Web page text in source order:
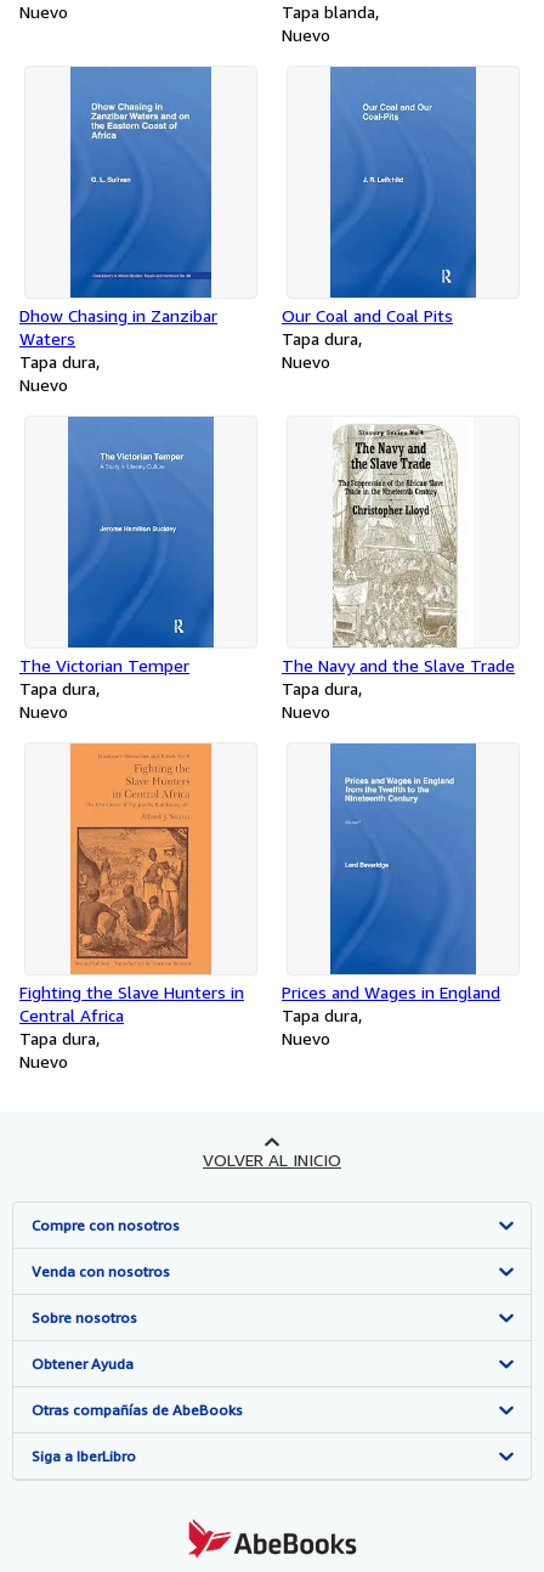
Nuevo
Tapa blanda
Nuevo
Dhow Chasing in Zanzibar
Waters
Tapa dura
Nuevo
Our Coal and Coal Pits
Tapa dura
Nuevo
The Victorian Temper
Tapa dura
Nuevo
The Navy and the Slave Trade
Tapa dura
Nuevo
Fighting the Slave Hunters in
Central Africa
Tapa dura
Nuevo
Prices and Wages in England
Tapa dura
Nuevo
VOLVER AL INICIO
Compre con nosotros
Búsqueda avanzada
Colecciones
Mi cuenta
Mis pedidos
Ver carrito
Venda con nosotros
Comenzar a vender
Únase a nuestro programa de afiliados
Recomiende un vendedor
Sobre nosotros
Sobre IberLibro
Medios
Empleo
Preferencias de cookies
Obtener Ayuda
Preguntas frecuentes y guías
Atención al Cliente
Otras compañías de AbeBooks
AbeBooks.com
Siga a IberLibro